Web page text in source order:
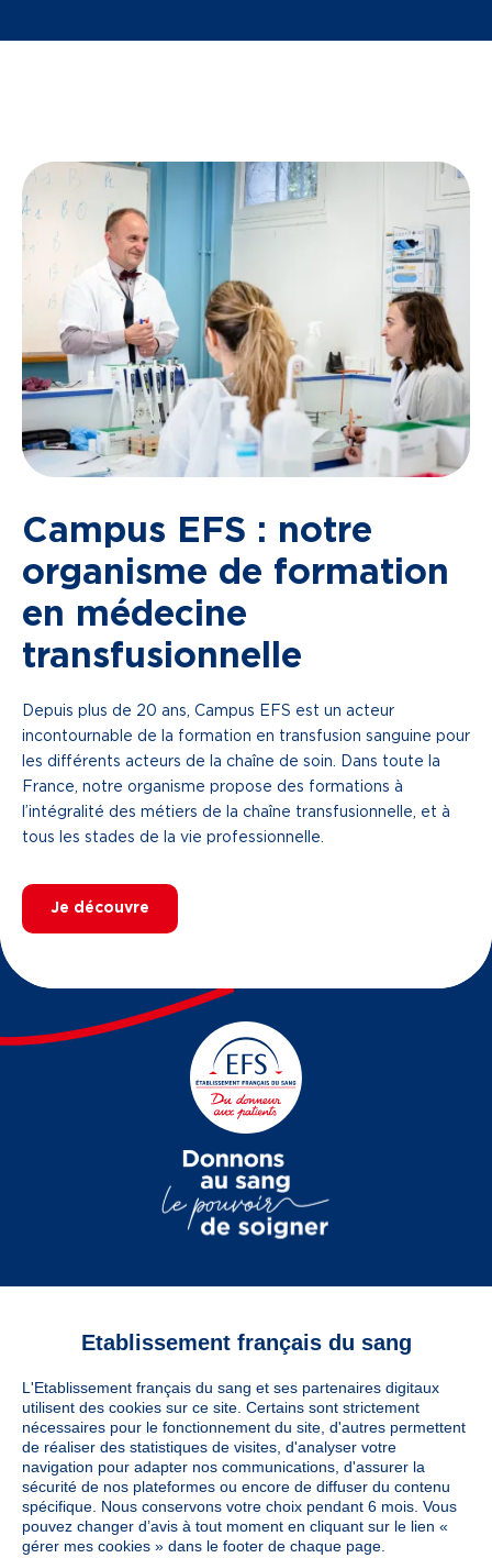
Campus EFS : notre
organisme de formation
en médecine
transfusionnelle
Depuis plus de 20 ans, Campus EFS est un acteur
incontournable de la formation en transfusion sanguine pour
les différents acteurs de la chaîne de soin. Dans toute la
France, notre organisme propose des formations à
l’intégralité des métiers de la chaîne transfusionnelle, et à
tous les stades de la vie professionnelle.
Je découvre
Vous êtes
Informations légales
Utiles
À découvrir
Etablissement français du sang
L'Etablissement français du sang et ses partenaires digitaux
utilisent des cookies sur ce site. Certains sont strictement
nécessaires pour le fonctionnement du site, d'autres permettent
de réaliser des statistiques de visites, d'analyser votre
navigation pour adapter nos communications, d'assurer la
sécurité de nos plateformes ou encore de diffuser du contenu
spécifique. Nous conservons votre choix pendant 6 mois. Vous
pouvez changer d’avis à tout moment en cliquant sur le lien «
gérer mes cookies » dans le footer de chaque page.